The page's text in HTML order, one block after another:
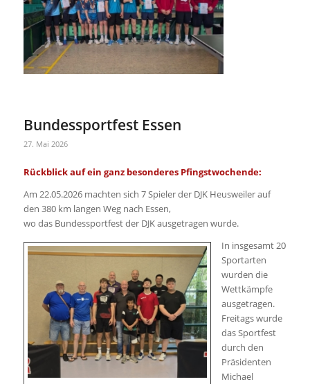
Bundessportfest Essen
27. Mai 2026
Rückblick auf ein ganz besonderes Pfingstwochende:
Am 22.05.2026 machten sich 7 Spieler der DJK Heusweiler auf
den 380 km langen Weg nach Essen,
wo das Bundessportfest der DJK ausgetragen wurde.
In insgesamt 20
Sportarten
wurden die
Wettkämpfe
ausgetragen.
Freitags wurde
das Sportfest
durch den
Präsidenten
Michael